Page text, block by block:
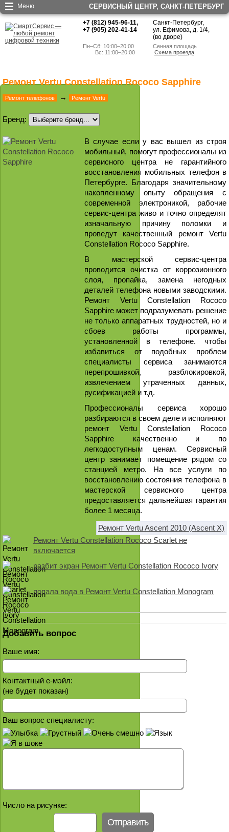
СЕРВИСНЫЙ ЦЕНТР, CАНКТ-ПЕТЕРБУРГ
+7 (812) 945-96-11,
+7 (905) 202-41-14
Санкт-Петербург,
ул. Ефимова, д. 1/4,
(во дворе)
Пн–Сб: 10:00–20:00
Вс: 11:00–20:00
Сенная площадь
Схема проезда
Меню
Ремонт Vertu Constellation Rococo Sapphire
Ремонт телефонов → Ремонт Vertu
Бренд:
В случае если у вас вышел из строя
мобильный, помогут профессионалы из
сервисного центра не гарантийного
восстановления мобильных телефон в
Петербурге. Благодаря значительному
накопленному опыту обращения с
современной электроникой, рабочие
сервис-центра живо и точно определят
изначальную причину поломки и
проведут качественный ремонт Vertu
Constellation Rococo Sapphire.
В мастерской сервис-центра
проводится очистка от коррозионного
слоя, пропайка, замена негодных
деталей телефона новыми заводскими.
Ремонт Vertu Constellation Rococo
Sapphire может подразумевать решение
не только аппаратных трудностей, но и
сбоев работы программы,
установленной в телефоне. чтобы
избавиться от подобных проблем
специалисты сервиса занимаются
перепрошивкой, разблокировкой,
извлечением утраченных данных,
русификацией и т.д.
Профессионалы сервиса хорошо
разбираются в своем деле и исполняют
ремонт Vertu Constellation Rococo
Sapphire качественно и по
легкодоступным ценам. Сервисный
центр занимает помещение рядом со
станцией метро. На все услуги по
восстановлению состояния телефона в
мастерской сервисного центра
предоставляется дальнейшая гарантия
более 1 месяца.
Ремонт Vertu Ascent 2010 (Ascent X)
Ремонт Vertu Constellation Rococo Scarlet не
включается
разбит экран Ремонт Vertu Constellation Rococo Ivory
попала вода в Ремонт Vertu Constellation Monogram
Добавить вопрос
Ваше имя:
Контактный е-мэйл:
(не будет показан)
Ваш вопрос специалисту:
Число на рисунке: